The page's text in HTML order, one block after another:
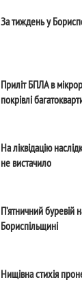
За тиждень у
Приліт БПЛА в
покрівлі
На ліквідацію
не вистачило
П’ятничний
Бориспільщині
Нищівна стихія